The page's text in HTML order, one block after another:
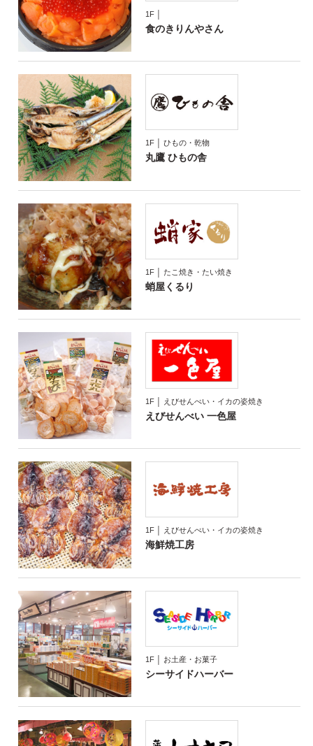
1F │
食のきりんやさん
1F │ ひもの・乾物
丸鷹 ひもの舎
1F │ たこ焼き・たい焼き
蛸屋くるり
1F │ えびせんべい・イカの姿焼き
えびせんべい 一色屋
1F │ えびせんべい・イカの姿焼き
海鮮焼工房
1F │ お土産・お菓子
シーサイドハーバー